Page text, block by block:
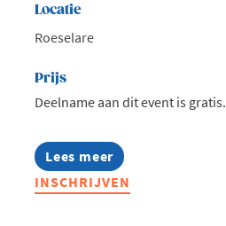
Locatie
Roeselare
Prijs
Deelname aan dit event is gratis.
Lees meer
about
Family
Business
INSCHRIJVEN